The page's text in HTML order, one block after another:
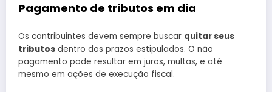
Pagamento de tributos em dia
Os contribuintes devem sempre buscar quitar seus
tributos dentro dos prazos estipulados. O não
pagamento pode resultar em juros, multas, e até
mesmo em ações de execução fiscal.